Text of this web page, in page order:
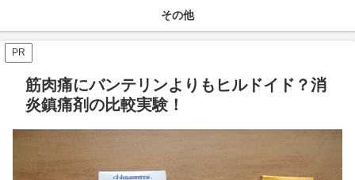
その他
PR
筋肉痛にバンテリンよりもヒルドイド？消
炎鎮痛剤の比較実験！